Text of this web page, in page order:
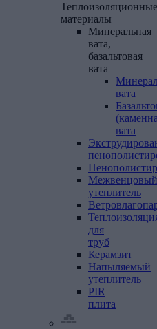
Теплоизоляционные
материалы
Минеральная
вата,
базальтовая
вата
вата
вата
Межвенцовый
утеплитель
для
труб
Керамзит
Напыляемый
утеплитель
PIR
плита